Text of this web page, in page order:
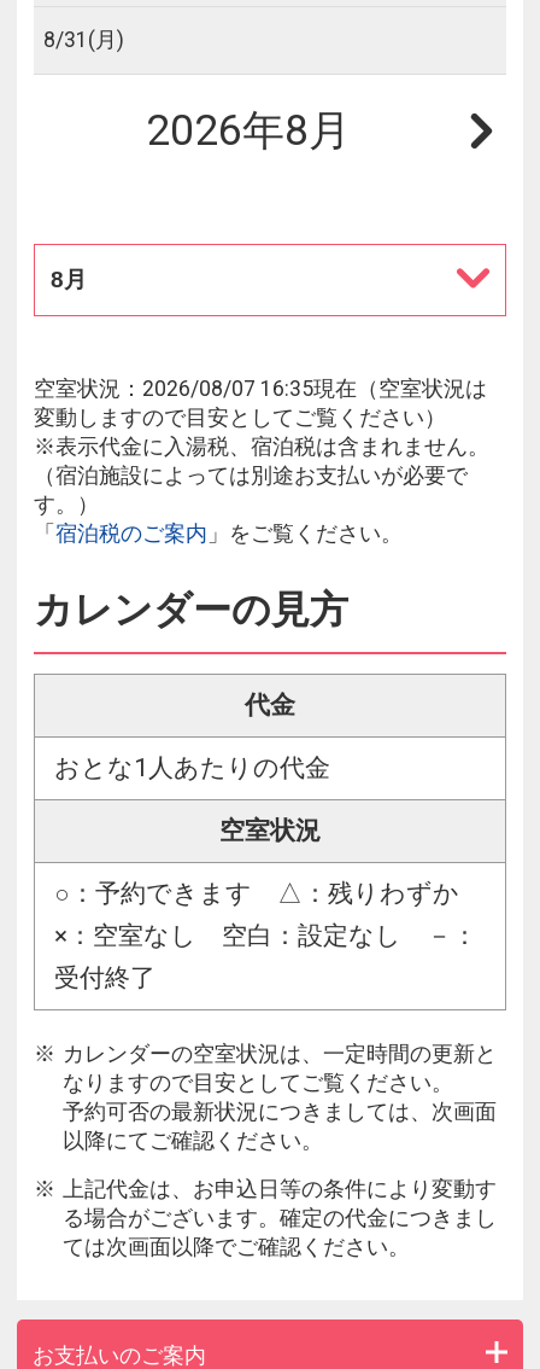
8/31 (月)
2026年8月
8月
空室状況：2026/08/07 16:35現在（空室状況は
変動しますので目安としてご覧ください）
※表示代金に入湯税、宿泊税は含まれません。
（宿泊施設によっては別途お支払いが必要で
す。）
「 宿泊税のご案内 」をご覧ください。
カレンダーの見方
代金
おとな1人あたりの代金
空室状況
○：予約できます △：残りわずか
×：空室なし 空白：設定なし －：
受付終了
カレンダーの空室状況は、一定時間の更新と
なりますので目安としてご覧ください。
予約可否の最新状況につきましては、次画面
以降にてご確認ください。
上記代金は、お申込日等の条件により変動す
る場合がございます。確定の代金につきまし
ては次画面以降でご確認ください。
お支払いのご案内